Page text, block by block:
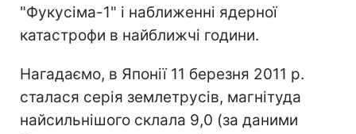
"Фукусіма-1" і наближенні ядерної
катастрофи в найближчі години.
Нагадаємо, в Японії 11 березня 2011 р.
сталася серія землетрусів, магнітуда
найсильнішого склала 9,0 (за даними